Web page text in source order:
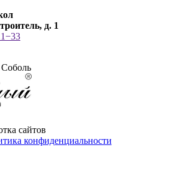
д. 1
сайтов
конфиденциальности